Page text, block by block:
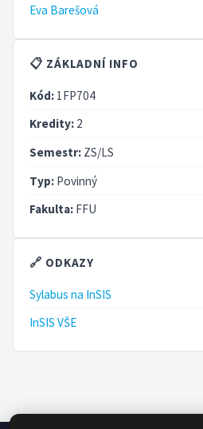
Eva Barešová
📋 ZÁKLADNÍ INFO
Kód: 1FP704
Kredity: 2
Semestr: ZS/LS
Typ: Povinný
Fakulta: FFU
🔗 ODKAZY
Sylabus na InSIS
InSIS VŠE